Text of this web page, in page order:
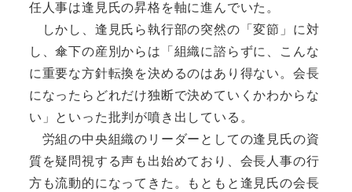
任人事は逢見氏の昇格を軸に進んでいた。
しかし、逢見氏ら執行部の突然の「変節」に対
し、傘下の産別からは「組織に諮らずに、こんな
に重要な方針転換を決めるのはあり得ない。会長
になったらどれだけ独断で決めていくかわからな
い」といった批判が噴き出している。
労組の中央組織のリーダーとしての逢見氏の資
質を疑問視する声も出始めており、会長人事の行
方も流動的になってきた。もともと逢見氏の会長